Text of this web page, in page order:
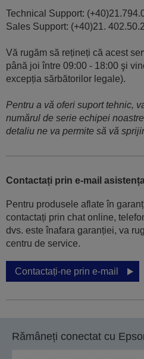
Technical Support:
Sales Support: (+40)21.
Vă rugăm să rețineți că acest
până joi între 09:00 - 18:00 şi
excepția sărbătorilor legale).
Pentru a vă oferi suport tehnic,
numărul de serie echipei
detaliu ne va permite să vă
Contactați prin e-mail
Pentru produsele aflate în
contactați prin chat online,
dvs. este înafara garanției, va
centru de service.
Contactați-ne prin e-mail
Rămâneți conectat cu